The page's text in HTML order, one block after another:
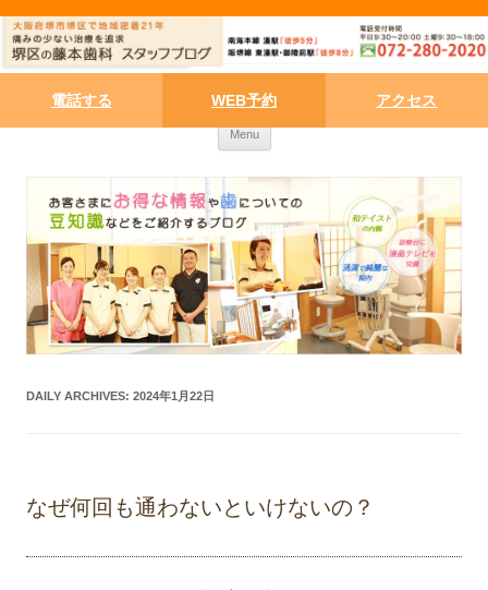
電話する WEB予約 アクセス
Menu Skip to content
DAILY ARCHIVES: 2024年1月22日
なぜ何回も通わないといけないの？